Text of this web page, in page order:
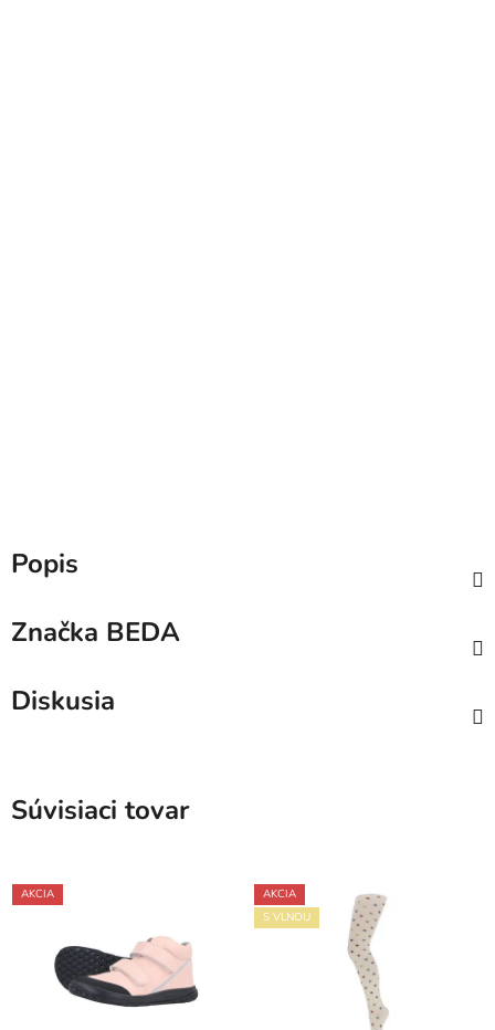
Popis
Značka BEDA
Diskusia
Súvisiaci tovar
AKCIA
AKCIA
S VLNOU